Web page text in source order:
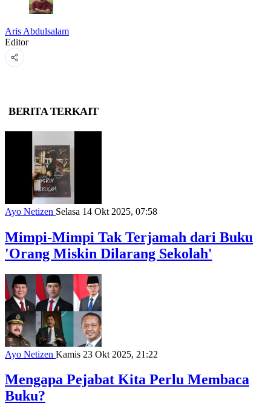
Aris Abdulsalam
Editor
BERITA TERKAIT
Ayo Netizen Selasa 14 Okt 2025, 07:58
Mimpi-Mimpi Tak Terjamah dari Buku
'Orang Miskin Dilarang Sekolah'
Ayo Netizen Kamis 23 Okt 2025, 21:22
Mengapa Pejabat Kita Perlu Membaca
Buku?